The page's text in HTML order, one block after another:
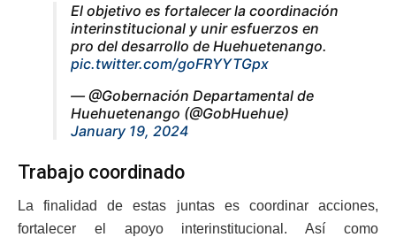
El objetivo es fortalecer la coordinación
interinstitucional y unir esfuerzos en
pro del desarrollo de Huehuetenango.
pic.twitter.com/goFRYYTGpx
— @Gobernación Departamental de
Huehuetenango (@GobHuehue)
January 19, 2024
Trabajo coordinado
La finalidad de estas juntas es coordinar acciones,
fortalecer el apoyo interinstitucional. Así como